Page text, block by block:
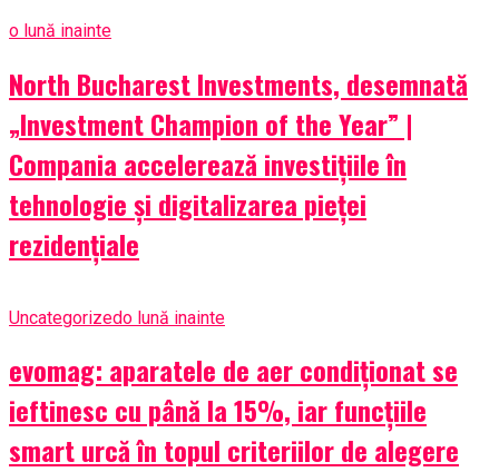
o lună inainte
North Bucharest Investments, desemnată
„Investment Champion of the Year” |
Compania accelerează investițiile în
tehnologie și digitalizarea pieței
rezidențiale
Uncategorizedo lună inainte
evomag: aparatele de aer condiționat se
ieftinesc cu până la 15%, iar funcțiile
smart urcă în topul criteriilor de alegere